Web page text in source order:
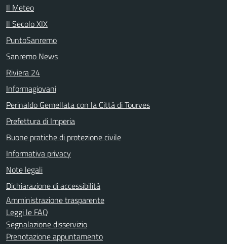
Il Meteo
Il Secolo XIX
PuntoSanremo
Sanremo News
Riviera 24
Informagiovani
Perinaldo Gemellata con la Città di Tourves
Prefettura di Imperia
Buone pratiche di protezione civile
Informativa privacy
Note legali
Dichiarazione di accessibilità
Amministrazione trasparente
Leggi le FAQ
Segnalazione disservizio
Prenotazione appuntamento